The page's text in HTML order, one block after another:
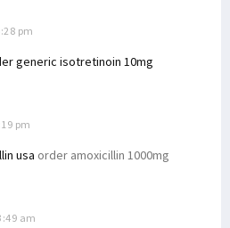
pm
generic isotretinoin 10mg
pm
usa order amoxicillin 1000mg
am